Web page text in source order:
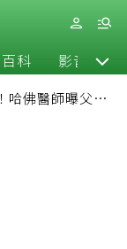
百科 影音
哈佛醫師曝父親